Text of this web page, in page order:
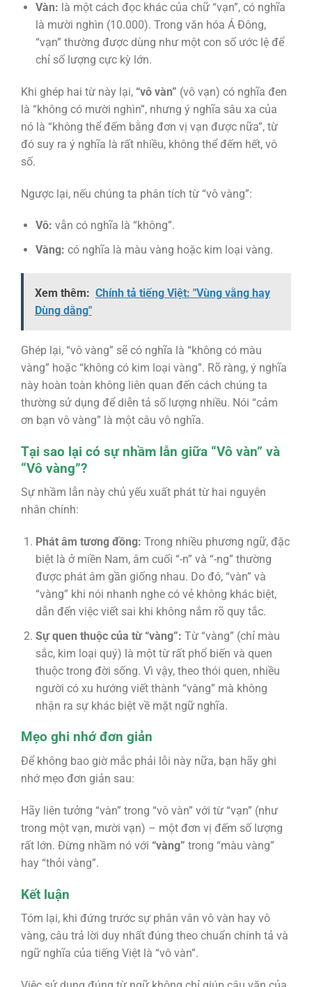
Vàn: là một cách đọc khác của chữ “vạn”, có nghĩa
là mười nghìn (10.000). Trong văn hóa Á Đông,
“vạn” thường được dùng như một con số ước lệ để
chỉ số lượng cực kỳ lớn.
Khi ghép hai từ này lại, “vô vàn” (vô vạn) có nghĩa đen
là “không có mười nghìn”, nhưng ý nghĩa sâu xa của
nó là “không thể đếm bằng đơn vị vạn được nữa”, từ
đó suy ra ý nghĩa là rất nhiều, không thể đếm hết, vô
số.
Ngược lại, nếu chúng ta phân tích từ “vô vàng”:
Vô: vẫn có nghĩa là “không”.
Vàng: có nghĩa là màu vàng hoặc kim loại vàng.
Xem thêm: Chính tả tiếng Việt: "Vùng vằng hay
Dùng dằng"
Ghép lại, “vô vàng” sẽ có nghĩa là “không có màu
vàng” hoặc “không có kim loại vàng”. Rõ ràng, ý nghĩa
này hoàn toàn không liên quan đến cách chúng ta
thường sử dụng để diễn tả số lượng nhiều. Nói “cảm
ơn bạn vô vàng” là một câu vô nghĩa.
Tại sao lại có sự nhầm lẫn giữa “Vô vàn” và
“Vô vàng”?
Sự nhầm lẫn này chủ yếu xuất phát từ hai nguyên
nhân chính:
Phát âm tương đồng: Trong nhiều phương ngữ, đặc
biệt là ở miền Nam, âm cuối “-n” và “-ng” thường
được phát âm gần giống nhau. Do đó, “vàn” và
“vàng” khi nói nhanh nghe có vẻ không khác biệt,
dẫn đến việc viết sai khi không nắm rõ quy tắc.
Sự quen thuộc của từ “vàng”: Từ “vàng” (chỉ màu
sắc, kim loại quý) là một từ rất phổ biến và quen
thuộc trong đời sống. Vì vậy, theo thói quen, nhiều
người có xu hướng viết thành “vàng” mà không
nhận ra sự khác biệt về mặt ngữ nghĩa.
Mẹo ghi nhớ đơn giản
Để không bao giờ mắc phải lỗi này nữa, bạn hãy ghi
nhớ mẹo đơn giản sau:
Hãy liên tưởng “vàn” trong “vô vàn” với từ “vạn” (như
trong một vạn, mười vạn) – một đơn vị đếm số lượng
rất lớn. Đừng nhầm nó với “vàng” trong “màu vàng”
hay “thỏi vàng”.
Kết luận
Tóm lại, khi đứng trước sự phân vân vô vàn hay vô
vàng, câu trả lời duy nhất đúng theo chuẩn chính tả và
ngữ nghĩa của tiếng Việt là “vô vàn”.